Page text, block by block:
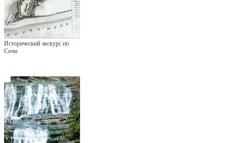
Исторический экскурс по
Сочи